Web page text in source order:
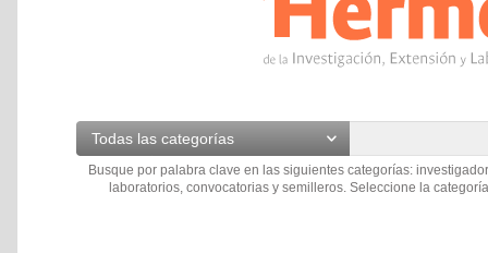
Todas las categorías
Busque por palabra clave en las siguientes categorías:
laboratorios, convocatorias y semilleros. Seleccione la